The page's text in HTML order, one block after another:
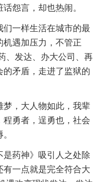
怨言，却也热闹。
一样生活在城市的最
遇加压力，不管正
、发达、办大公司、再
矛盾，走进了监狱的
梦，大人物如此，我辈
程勇者，逞勇也，社会
药神》吸引人之处除
一点就是完全符合大